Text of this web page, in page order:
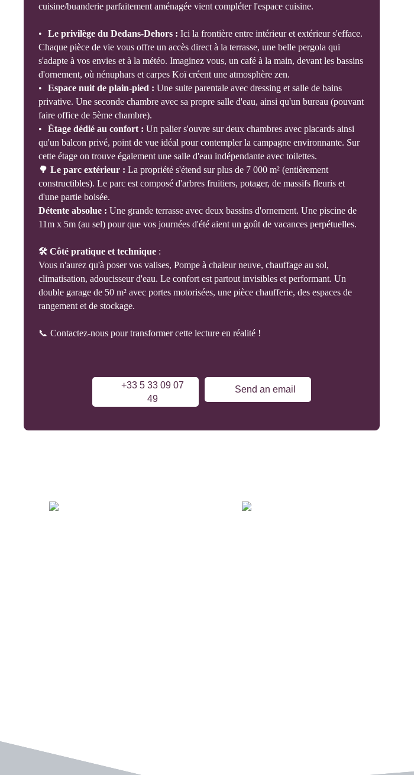
cuisine/buanderie parfaitement aménagée vient compléter l'espace cuisine.
Le privilège du Dedans-Dehors : Ici la frontière entre intérieur et extérieur s'efface.
Chaque pièce de vie vous offre un accès direct à la terrasse, une belle pergola qui
s'adapte à vos envies et à la météo. Imaginez vous, un café à la main, devant les bassins
d'ornement, où nénuphars et carpes Koï créent une atmosphère zen.
Espace nuit de plain-pied : Une suite parentale avec dressing et salle de bains
privative. Une seconde chambre avec sa propre salle d'eau, ainsi qu'un bureau (pouvant
faire office de 5ème chambre).
Étage dédié au confort : Un palier s'ouvre sur deux chambres avec placards ainsi
qu'un balcon privé, point de vue idéal pour contempler la campagne environnante. Sur
cette étage on trouve également une salle d'eau indépendante avec toilettes.
🌳 Le parc extérieur : La propriété s'étend sur plus de 7 000 m² (entièrement
constructibles). Le parc est composé d'arbres fruitiers, potager, de massifs fleuris et
d'une partie boisée.
Détente absolue : Une grande terrasse avec deux bassins d'ornement. Une piscine de
11m x 5m (au sel) pour que vos journées d'été aient un goût de vacances perpétuelles.
🛠 Côté pratique et technique :
Vous n'aurez qu'à poser vos valises, Pompe à chaleur neuve, chauffage au sol,
climatisation, adoucisseur d'eau. Le confort est partout invisibles et performant. Un
double garage de 50 m² avec portes motorisées, une pièce chaufferie, des espaces de
rangement et de stockage.
📞 Contactez-nous pour transformer cette lecture en réalité !
+33 5 33 09 07
49
Send an email